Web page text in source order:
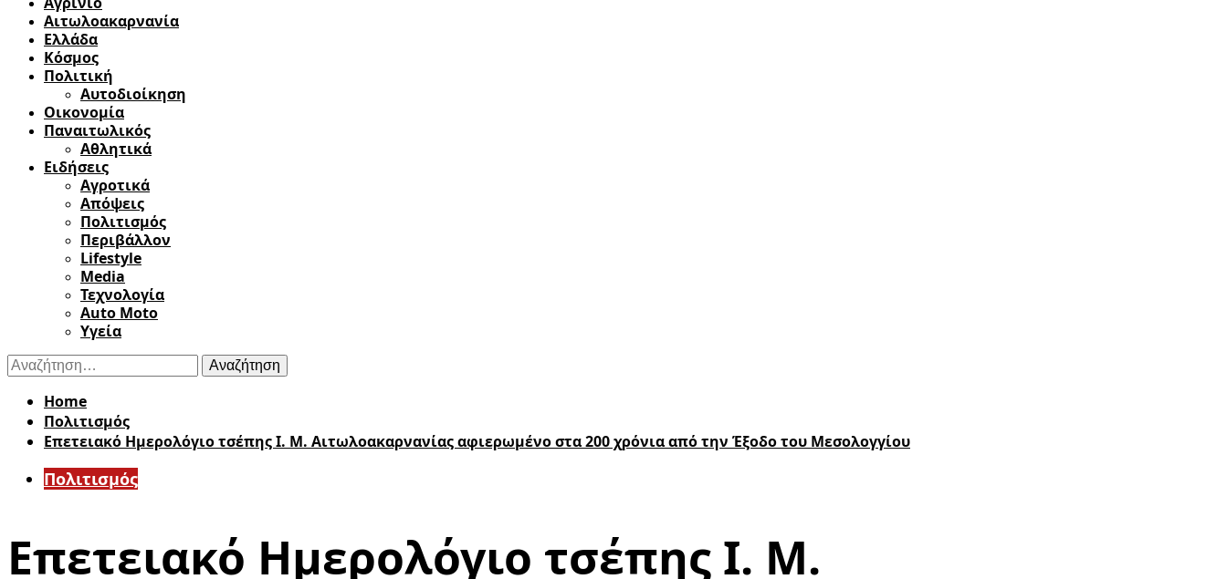
Αιτωλοακαρνανία
Ελλάδα
Κόσμος
Πολιτική
Αυτοδιοίκηση
Οικονομία
Παναιτωλικός
Αθλητικά
Ειδήσεις
Αγροτικά
Απόψεις
Πολιτισμός
Περιβάλλον
Lifestyle
Media
Τεχνολογία
Auto Moto
Υγεία
Αναζήτηση
για:
Home
Πολιτισμός
Επετειακό Ημερολόγιο τσέπης Ι. Μ. Αιτωλοακαρνανίας αφιερωμένο στα 200 χρόνια από την Έξοδο του Μεσολογγίου
Πολιτισμός
Επετειακό Ημερολόγιο τσέπης Ι. Μ.